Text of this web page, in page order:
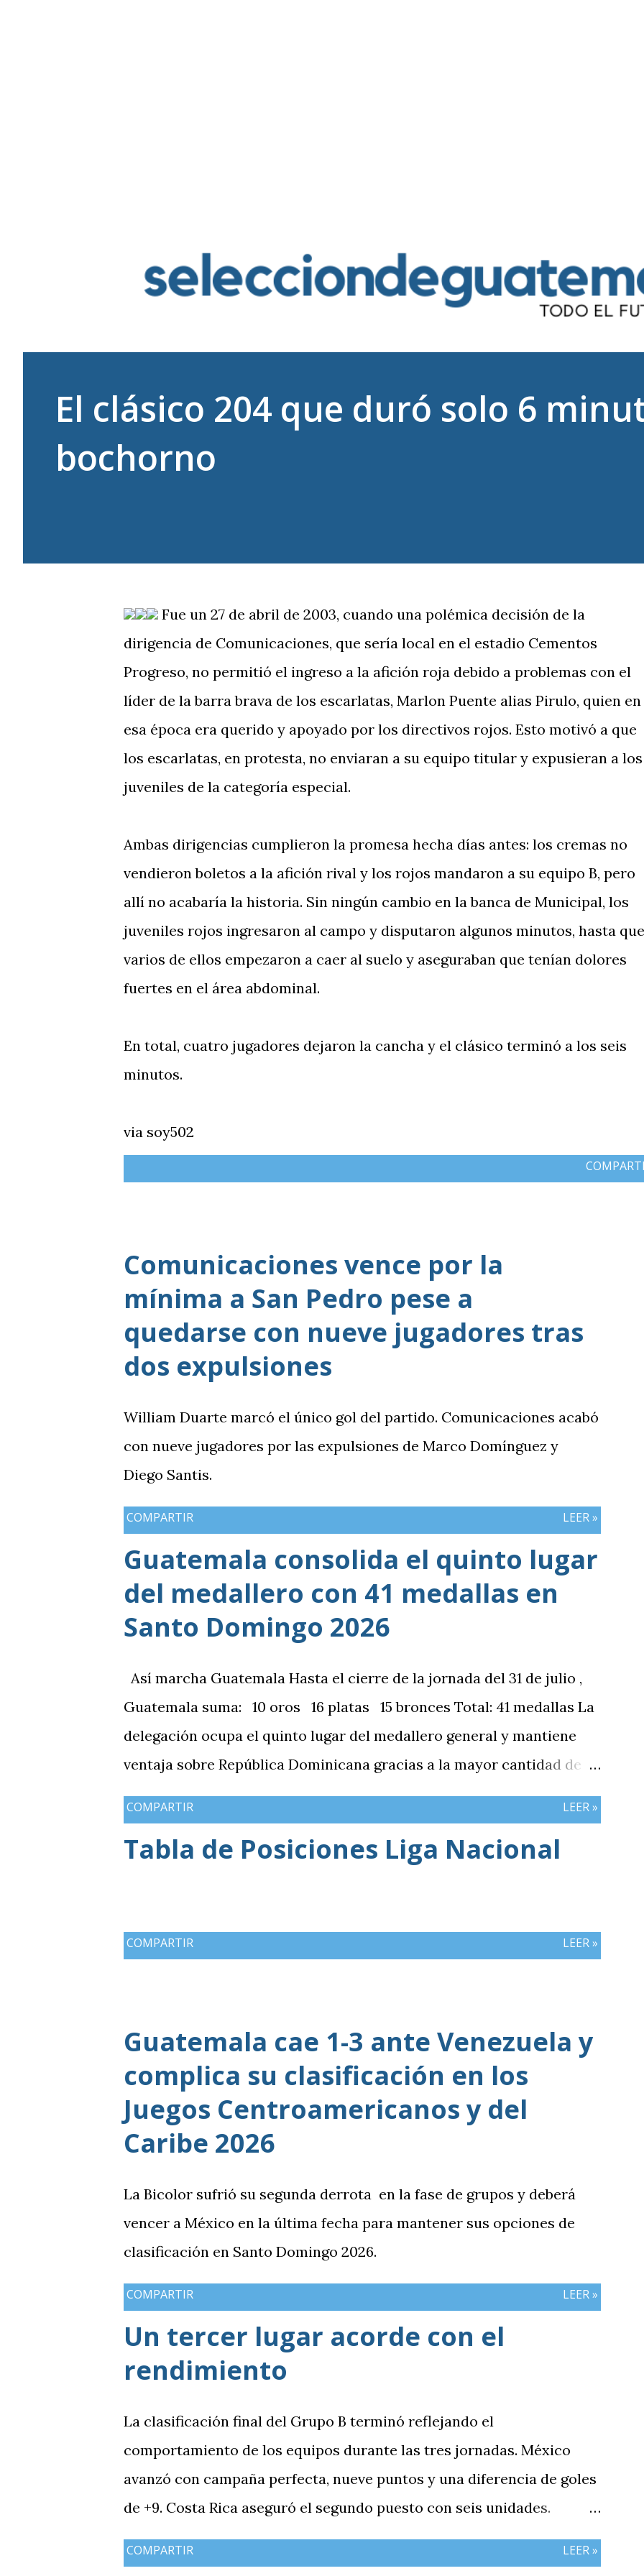
El clásico 204 que duró solo 6
bochorno
Fue un 27 de abril de 2003, cuando una polémica decisión de la
dirigencia de Comunicaciones, que sería local en el estadio Cementos
Progreso, no permitió el ingreso a la afición roja debido a problemas con el
líder de la barra brava de los escarlatas, Marlon Puente alias Pirulo, quien en
esa época era querido y apoyado por los directivos rojos. Esto motivó a que
los escarlatas, en protesta, no enviaran a su equipo titular y expusieran a los
juveniles de la categoría especial.
Ambas dirigencias cumplieron la promesa hecha días antes: los cremas no
vendieron boletos a la afición rival y los rojos mandaron a su equipo B, pero
allí no acabaría la historia. Sin ningún cambio en la banca de Municipal, los
juveniles rojos ingresaron al campo y disputaron algunos minutos, hasta que
varios de ellos empezaron a caer al suelo y aseguraban que tenían dolores
fuertes en el área abdominal.
En total, cuatro jugadores dejaron la cancha y el clásico terminó a los seis
minutos.
via soy502
Comunicaciones vence por la
mínima a San Pedro pese a
quedarse con nueve jugadores tras
dos expulsiones
William Duarte marcó el único gol del partido. Comunicaciones acabó
con nueve jugadores por las expulsiones de Marco Domínguez y
Diego Santis.
COMPARTIR LEER »
Guatemala consolida el quinto lugar
del medallero con 41 medallas en
Santo Domingo 2026
Así marcha Guatemala Hasta el cierre de la jornada del 31 de julio ,
Guatemala suma: 10 oros 16 platas 15 bronces Total: 41 medallas La
delegación ocupa el quinto lugar del medallero general y mantiene
ventaja sobre República Dominicana gracias a la mayor cantidad de
medallas de plata, aunque ambos países registran el mismo número
de oros (10).
COMPARTIR LEER »
Tabla de Posiciones Liga Nacional
COMPARTIR LEER »
Guatemala cae 1-3 ante Venezuela y
complica su clasificación en los
Juegos Centroamericanos y del
Caribe 2026
La Bicolor sufrió su segunda derrota en la fase de grupos y deberá
vencer a México en la última fecha para mantener sus opciones de
clasificación en Santo Domingo 2026.
COMPARTIR LEER »
Un tercer lugar acorde con el
rendimiento
La clasificación final del Grupo B terminó reflejando el
comportamiento de los equipos durante las tres jornadas. México
avanzó con campaña perfecta, nueve puntos y una diferencia de goles
de +9. Costa Rica aseguró el segundo puesto con seis unidades.
Guatemala finalizó tercera con tres puntos y diferencia de -1,
mientras Antigua y Barbuda cerró sin sumar. ¿Por qué Guatemala
COMPARTIR LEER »